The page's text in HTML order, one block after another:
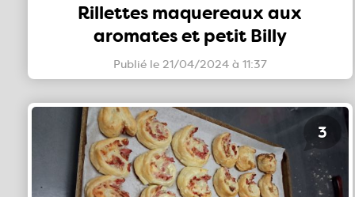
Rillettes maquereaux aux
aromates et petit Billy
Publié le 21/04/2024 à 11:37
3